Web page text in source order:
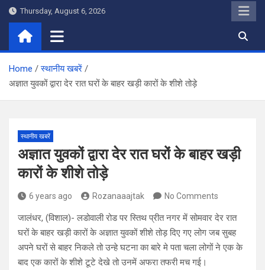
Skip
content
Thursday, August 6, 2026
Home
स्थानीय खबरें
अज्ञात युवकों द्वारा देर रात घरों के बाहर खड़ी कारों के शीशे तोड़े
स्थानीय खबरें
अज्ञात युवकों द्वारा देर रात घरों के बाहर खड़ी
कारों के शीशे तोड़े
6 years ago Rozanaaajtak No Comments
जालंधर, (विशाल)- लडोवाली रोड पर स्तिथ प्रीत नगर में सोमवार देर रात
घरों के बाहर खड़ी कारों के अज्ञात युवकों शीशे तोड़ दिए गए लोग जब सुबह
अपने घरों से बाहर निकले तो उन्हे घटना का बारे मे पता चला लोगों ने एक के
बाद एक कारों के शीशे टूटे देखे तो उनमें अफरा तफरी मच गई।